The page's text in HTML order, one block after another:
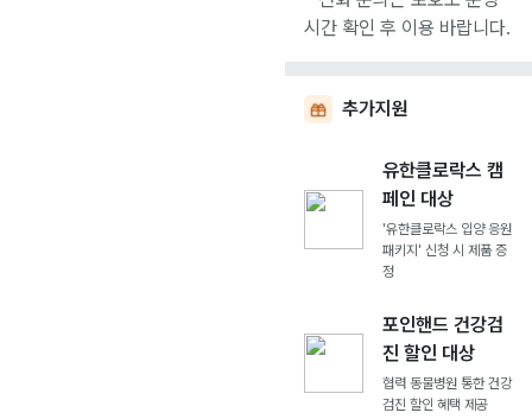
시간 확인 후 이용 바랍니다.
추가지원
유한클로락스 캠
페인 대상
'유한클로락스 입양 응원
패키지' 신청 시 제품 증
정
포인핸드 건강검
진 할인 대상
협력 동물병원 통한 건강
검진 할인 혜택 제공